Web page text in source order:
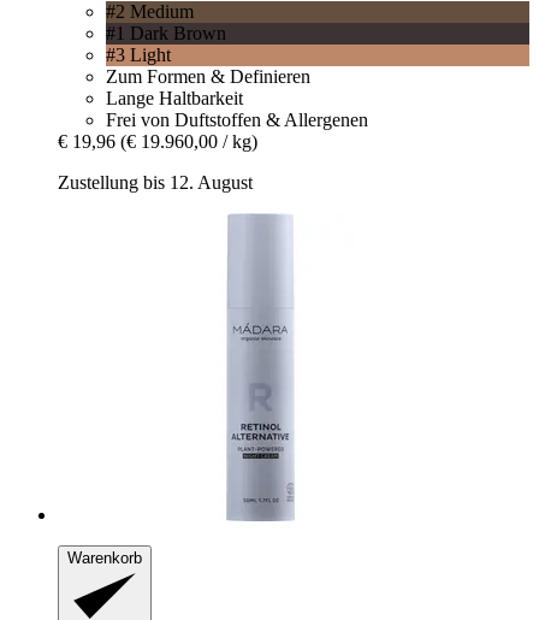
#2 Medium
#1 Dark Brown
#3 Light
Zum Formen & Definieren
Lange Haltbarkeit
Frei von Duftstoffen & Allergenen
€ 19,96 (€ 19.960,00 / kg)
Zustellung bis 12. August
Warenkorb